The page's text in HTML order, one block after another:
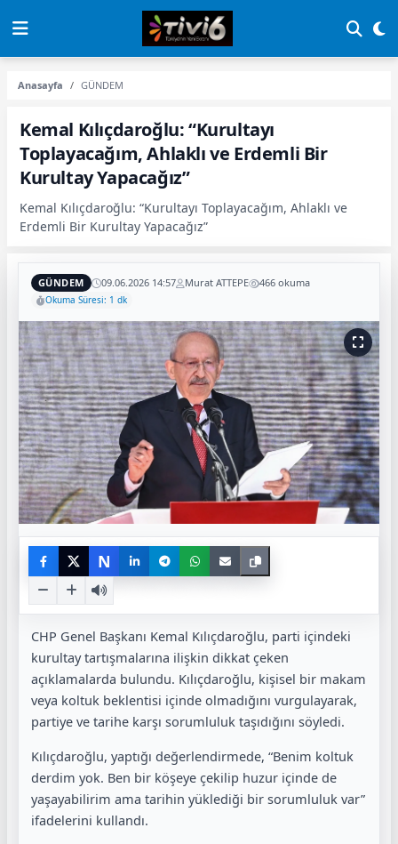
Anasayfa GÜNDEM
Kemal Kılıçdaroğlu: “Kurultayı
Toplayacağım, Ahlaklı ve Erdemli Bir
Kurultay Yapacağız”
Kemal Kılıçdaroğlu: “Kurultayı Toplayacağım, Ahlaklı ve
Erdemli Bir Kurultay Yapacağız”
GÜNDEM 09.06.2026 14:57 Murat ATTEPE 466 okuma
Okuma Süresi: 1 dk
N
CHP Genel Başkanı Kemal Kılıçdaroğlu, parti içindeki
kurultay tartışmalarına ilişkin dikkat çeken
açıklamalarda bulundu. Kılıçdaroğlu, kişisel bir makam
veya koltuk beklentisi içinde olmadığını vurgulayarak,
partiye ve tarihe karşı sorumluluk taşıdığını söyledi.
Kılıçdaroğlu, yaptığı değerlendirmede, “Benim koltuk
derdim yok. Ben bir köşeye çekilip huzur içinde de
yaşayabilirim ama tarihin yüklediği bir sorumluluk var”
ifadelerini kullandı.